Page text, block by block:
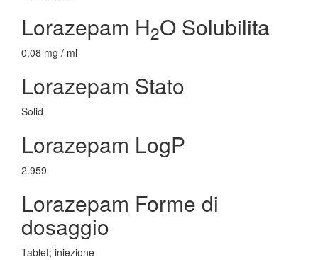
Lorazepam H2O Solubilita
0,08 mg / ml
Lorazepam Stato
Solid
Lorazepam LogP
2.959
Lorazepam Forme di
dosaggio
Tablet; iniezione